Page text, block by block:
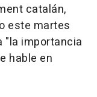
catalán,
este martes
"la importancia
hable en